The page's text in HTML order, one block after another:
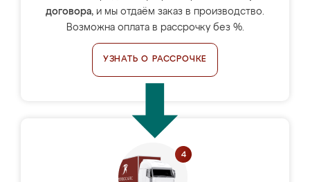
договора, и мы отдаём заказ в производство.
Возможна оплата в рассрочку без %.
УЗНАТЬ О РАССРОЧКЕ